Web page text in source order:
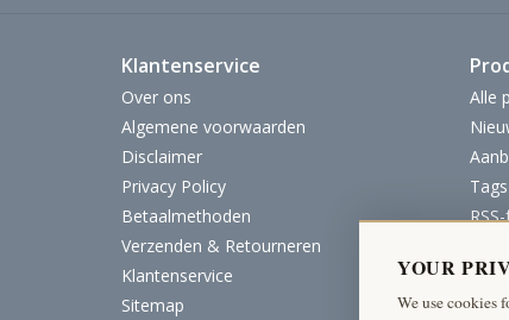
Klantenservice
Over ons
Algemene voorwaarden
Disclaimer
Privacy Policy
Betaalmethoden
Verzenden & Retourneren
Klantenservice
Sitemap
Alle
Tags
YOUR
We use cookies